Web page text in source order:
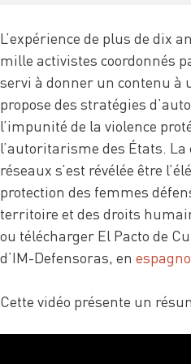
L’expérience de plus de dix
mille activistes coordonnés
servi à donner un contenu à
propose des stratégies
l’impunité de la violence
l’autoritarisme des États.
réseaux s’est révélée être
protection des femmes
territoire et des droits
ou télécharger El Pacto de
d’IM-Defensoras, en
Cette vidéo présente un